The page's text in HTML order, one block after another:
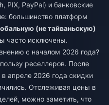
PIX, PayPal) и банковские
большинство платформ
(не тайваньскую)
часто исключены.
с началом 2026 года?
реселлеров. После
апреле 2026 года скидки
Отслеживая цены в
можно заметить, что